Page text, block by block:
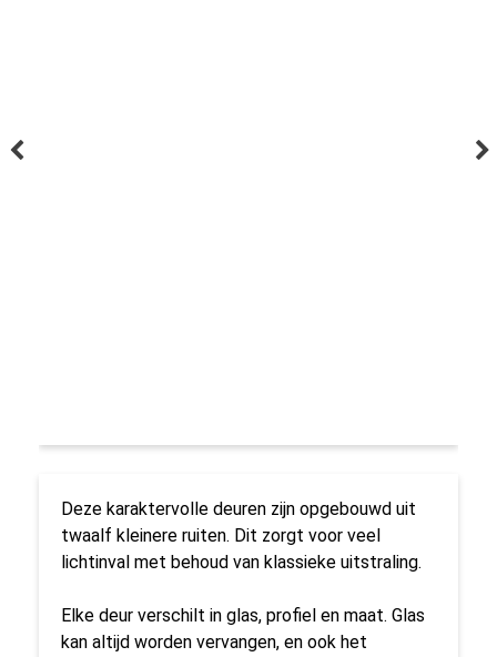
Deze karaktervolle deuren zijn opgebouwd uit
twaalf kleinere ruiten. Dit zorgt voor veel
lichtinval met behoud van klassieke uitstraling.
Elke deur verschilt in glas, profiel en maat. Glas
kan altijd worden vervangen, en ook het